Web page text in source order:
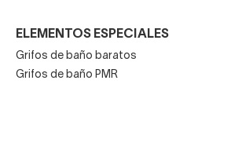
ELEMENTOS ESPECIALES
Grifos de baño baratos
Grifos de baño PMR